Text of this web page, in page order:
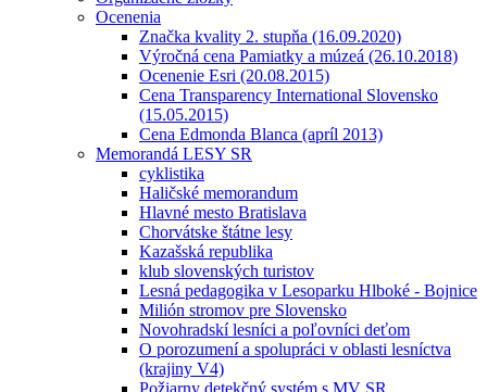
Ocenenia
Značka kvality 2. stupňa (16.09.2020)
Výročná cena Pamiatky a múzeá (26.10.2018)
Ocenenie Esri (20.08.2015)
Cena Transparency International Slovensko
(15.05.2015)
Cena Edmonda Blanca (apríl 2013)
Memorandá LESY SR
cyklistika
Haličské memorandum
Hlavné mesto Bratislava
Chorvátske štátne lesy
Kazašská republika
klub slovenských turistov
Lesná pedagogika v Lesoparku Hlboké - Bojnice
Milión stromov pre Slovensko
Novohradskí lesníci a poľovníci deťom
O porozumení a spolupráci v oblasti lesníctva
(krajiny V4)
Požiarny detekčný systém s MV SR